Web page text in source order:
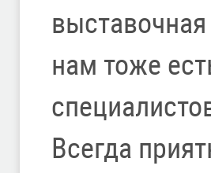
нам тоже
Всегда